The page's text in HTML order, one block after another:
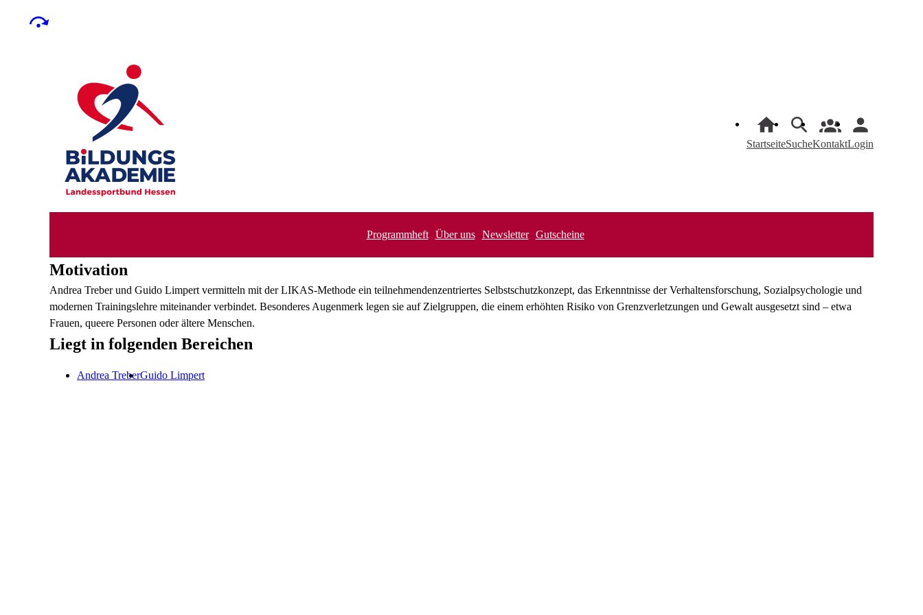
StartseiteSucheKontaktLogin
Programmheft Über uns Newsletter Gutscheine
Motivation
Andrea Treber und Guido Limpert vermitteln mit der LIKAS-Methode ein teilnehmendenzentriertes Selbstschutzkonzept, das Erkenntnisse der Verhaltensforschung, Sozialpsychologie und
modernen Trainingslehre miteinander verbindet. Besonderes Augenmerk legen sie auf Zielgruppen, die einem erhöhten Risiko von Grenzverletzungen und Gewalt ausgesetzt sind – etwa
Frauen, queere Personen oder ältere Menschen.
Liegt in folgenden Bereichen
Andrea TreberGuido Limpert